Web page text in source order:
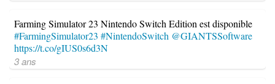
Farming Simulator 23 Nintendo Switch Edition est disponible
#FarmingSimulator23 #NintendoSwitch @GIANTSSoftware
https://t.co/gIUS0s6d3N
3 ans